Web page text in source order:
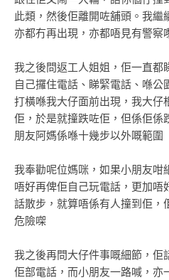
此類，然後佢離開咗舖頭。我繼
亦都冇再出現，亦都唔見有警察
我之後問返工人姐姐，佢一直都
自己攞住電話、睇緊電話、喺公
打橫喺我大仔面前出現，我大仔
佢，於是就撞跌咗佢，但係佢係
朋友阿媽係喺十幾步以外嘅範圍
我奉勸呢位媽咪，如果小朋友咁
唔好再俾佢自己玩電話，更加唔
話散步，就算唔係有人撞到佢，
危險㗎
我之後再問大仔件事嘅細節，佢
佢部電話，而小朋友一路喊，亦